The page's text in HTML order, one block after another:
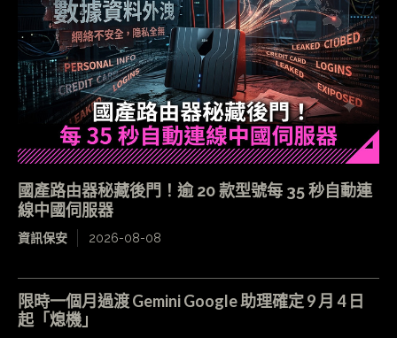
國產路由器秘藏後門！逾 20 款型號每 35 秒自動連
線中國伺服器
資訊保安 2026-08-08
限時一個月過渡 Gemini Google 助理確定 9 月 4 日
起「熄機」